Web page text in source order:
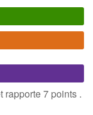
rapporte 7 points .